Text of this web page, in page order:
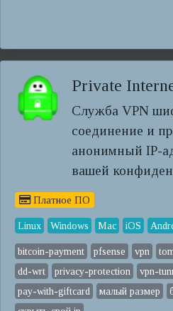
Private
Служба VPN
соединение и
анонимный IP-
вашей
Платное ПО
Linux Windows Mac iOS
bitcoin-payment pfsense vpn
dd-wrt
privacy-protection vpn-
pay-with-giftcard
малый размер